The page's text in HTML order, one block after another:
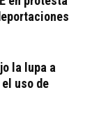
la lupa a
uso de